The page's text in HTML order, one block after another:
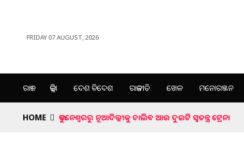
FRIDAY 07 AUGUST, 2026
ରାଜ୍ୟ ଜିଲ୍ଲା ଦେଶ ବିଦେଶ ରାଜନୀତି ଖେଳ ମନୋରଞ୍ଜନ
HOME ଭୁବନେଶ୍ୱରରୁ ନୂଆଦିଲ୍ଲୀକୁ ଚାଲିବ ଆଉ ଦୁଇଟି ସ୍ବତନ୍ତ୍ର ଟ୍ରେନ।